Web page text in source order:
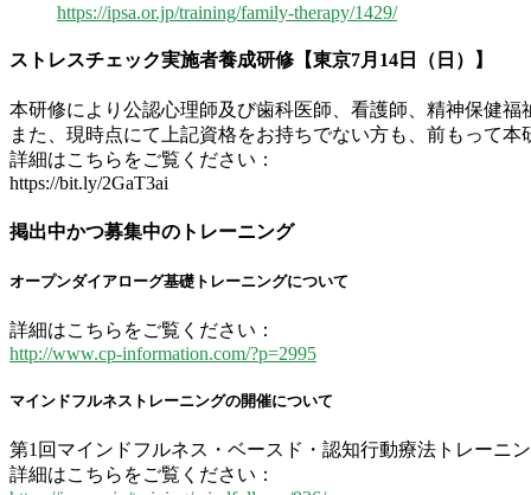
https://ipsa.or.jp/training/family-therapy/1429/
ストレスチェック実施者養成研修【東京7月14日（日）】
本研修により公認心理師及び歯科医師、看護師、精神保健
また、現時点にて上記資格をお持ちでない方も、前もって
詳細はこちらをご覧ください：
https://bit.ly/2GaT3ai
掲出中かつ募集中のトレーニング
オープンダイアローグ基礎トレーニングについて
詳細はこちらをご覧ください：
http://www.cp-information.com/?p=2995
マインドフルネストレーニングの開催について
第1回マインドフルネス・ベースド・認知行動療法トレーニ
詳細はこちらをご覧ください：